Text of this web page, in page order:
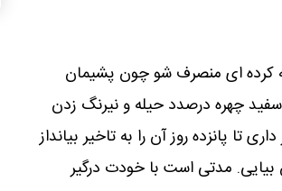
کرده ای منصرف شو چون پشیمان
چهره درصدد حیله و نیرنگ زدن
تا پانزده روز آن را به تاخیر بیانداز
مدتی است با خودت درگیر